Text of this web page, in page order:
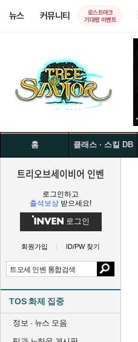
뉴스 커뮤니티
로스트아크
기대평 이벤트
홈 클래스 · 스킬 DB
트리오브세이비어 인벤
로그인하고
출석보상 받으세요!
로그인
회원가입 ID/PW 찾기
TOS 화제 집중
정보 · 뉴스 모음